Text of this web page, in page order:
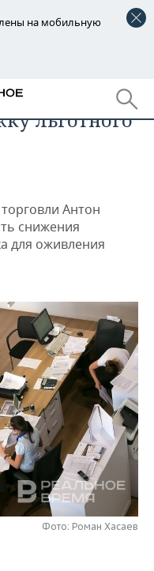
на мобильную
10 млрд
льготного
Антон
снижения
для оживления
Фото: Роман Хасаев